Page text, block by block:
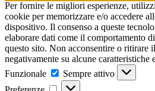
Per fornire le migliori esperienze,
cookie per memorizzare e/o accedere
dispositivo. Il consenso a queste
elaborare dati come il comportamento
questo sito. Non acconsentire o ritirare
negativamente su alcune caratteristiche
Funzionale
Sempre attivo